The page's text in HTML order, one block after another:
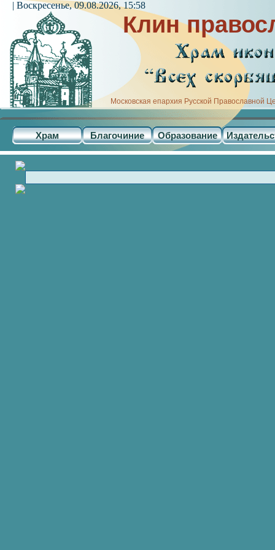
Клин
Московская епархия Русской Православной
Храм Благочиние Образование
| Воскресенье, 09.08.2026, 15:58